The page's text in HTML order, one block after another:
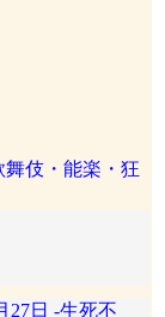
伎・能楽・狂
27日 -生死不